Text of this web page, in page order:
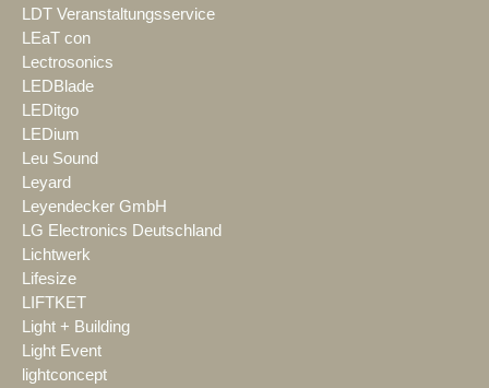
LDT Veranstaltungsservice
LEaT con
Lectrosonics
LEDBlade
LEDitgo
LEDium
Leu Sound
Leyard
Leyendecker GmbH
LG Electronics Deutschland
Lichtwerk
Lifesize
LIFTKET
Light + Building
Light Event
lightconcept